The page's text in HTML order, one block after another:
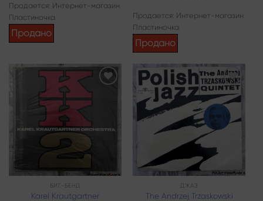
Продается: Интернет-магазин
Пластиночка
Продано
Продается: Интернет-магазин
Пластиночка
Продано
БИГ-БЕНД
Karel Krautgartner
Add to
wishlist
ДЖАЗ
The Andrzej Trzaskowski